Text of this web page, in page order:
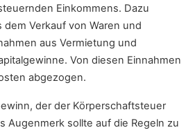
Einkommens. Dazu
Verkauf von Waren und
aus Vermietung und
Von diesen Einnahmen
abgezogen.
der der Körperschaftsteuer
Augenmerk sollte auf die Regeln zu